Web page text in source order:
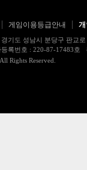
게임이용등급안내
기도 성남시 분당구 판교
등록번호 : 220-87-17483
Rights Reserved.